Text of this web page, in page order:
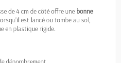
de 4 cm de côté offre une bonne
est lancé ou tombe au sol,
en plastique rigide.